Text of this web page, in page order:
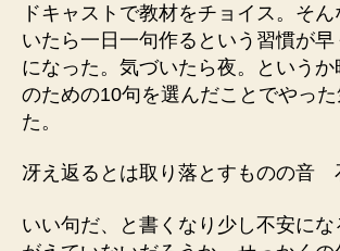
ドキャストで教材をチョイス。そ
いたら一日一句作るという習慣が早
になった。気づいたら夜。という
のための10句を選んだことでやっ
た。
冴え返るとは取り落とすものの音
いい句だ、と書くなり少し不安にな